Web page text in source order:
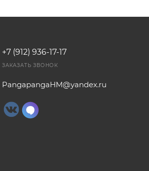
+7 (912) 936-17-17
ЗАКАЗАТЬ ЗВОНОК
PangapangaHM@yandex.ru